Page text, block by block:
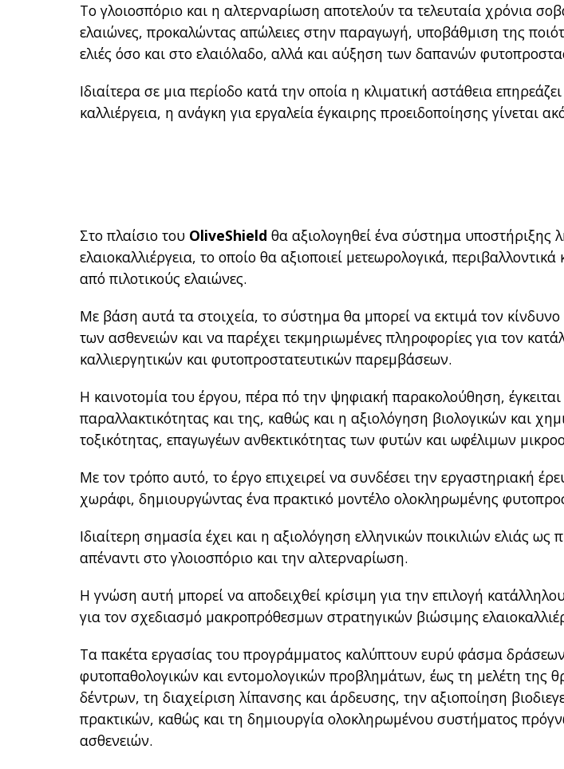
Το γλοιοσπόριο και η αλτερναρίωση αποτελούν τα τελευταία χρόνια
ελαιώνες, προκαλώντας απώλειες στην παραγωγή, υποβάθμιση της
ελιές όσο και στο ελαιόλαδο, αλλά και αύξηση των δαπανών
Ιδιαίτερα σε μια περίοδο κατά την οποία η κλιματική αστάθεια
καλλιέργεια, η ανάγκη για εργαλεία έγκαιρης προειδοποίησης γίνεται
Στο πλαίσιο του OliveShield θα αξιολογηθεί ένα σύστημα υποστήριξης
ελαιοκαλλιέργεια, το οποίο θα αξιοποιεί μετεωρολογικά,
από πιλοτικούς ελαιώνες.
Με βάση αυτά τα στοιχεία, το σύστημα θα μπορεί να εκτιμά τον
των ασθενειών και να παρέχει τεκμηριωμένες πληροφορίες για τον
καλλιεργητικών και φυτοπροστατευτικών παρεμβάσεων.
Η καινοτομία του έργου, πέρα πό την ψηφιακή παρακολούθηση, έγκειται
παραλλακτικότητας και της, καθώς και η αξιολόγηση βιολογικών και
τοξικότητας, επαγωγέων ανθεκτικότητας των φυτών και ωφέλιμων
Με τον τρόπο αυτό, το έργο επιχειρεί να συνδέσει την εργαστηριακή
χωράφι, δημιουργώντας ένα πρακτικό μοντέλο ολοκληρωμένης
Ιδιαίτερη σημασία έχει και η αξιολόγηση ελληνικών ποικιλιών ελιάς ως
απέναντι στο γλοιοσπόριο και την αλτερναρίωση.
Η γνώση αυτή μπορεί να αποδειχθεί κρίσιμη για την επιλογή
για τον σχεδιασμό μακροπρόθεσμων στρατηγικών βιώσιμης
Τα πακέτα εργασίας του προγράμματος καλύπτουν ευρύ φάσμα
φυτοπαθολογικών και εντομολογικών προβλημάτων, έως τη μελέτη της
δέντρων, τη διαχείριση λίπανσης και άρδευσης, την αξιοποίηση
πρακτικών, καθώς και τη δημιουργία ολοκληρωμένου συστήματος
ασθενειών.